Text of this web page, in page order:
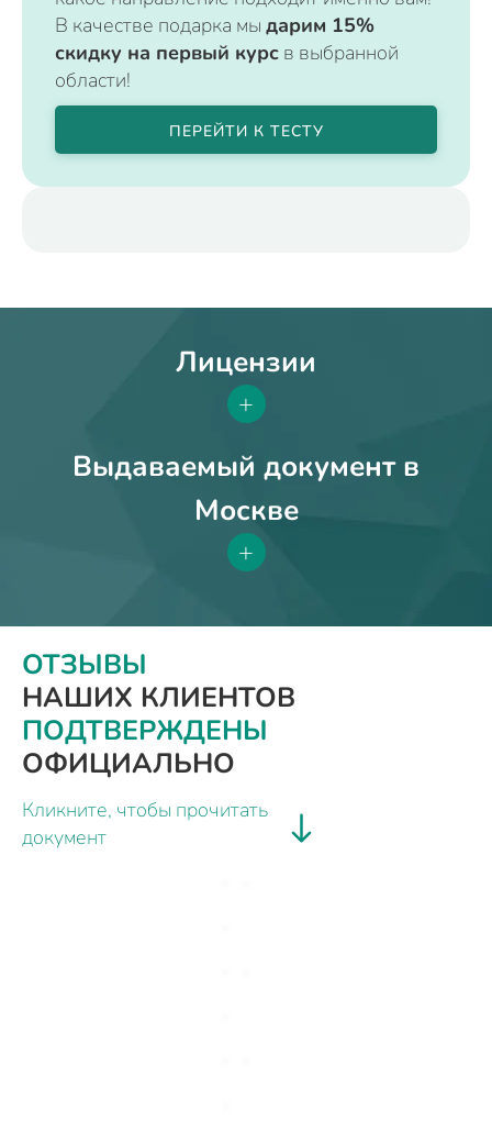
В качестве подарка мы дарим 15%
скидку на первый курс в выбранной
области!
ПЕРЕЙТИ К ТЕСТУ
Лицензии
+
Выдаваемый документ в
Москве
+
ОТЗЫВЫ
НАШИХ КЛИЕНТОВ
ПОДТВЕРЖДЕНЫ
ОФИЦИАЛЬНО
Кликните, чтобы прочитать
документ